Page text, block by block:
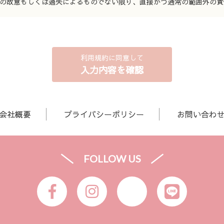
利用規約に同意して
入力内容を確認
会社概要 プライバシーポリシー お問い合わせ
FOLLOW US